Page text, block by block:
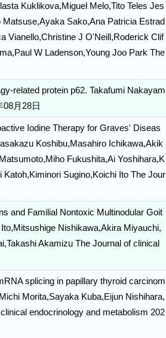
Kuklikova,Miguel Melo,Tito Teles Jes
Sako,Ana Patricia Estrad
Vianello,Christine J O'Neill,Roderick Clif
W Ladenson,Young Joo Park The
related protein p62. Takafumi Nakayam
月28日
Iodine Therapy for Graves' Diseas
Koshibu,Masahiro Ichikawa,Akik
Fukushita,Ai Yoshihara,K
Sugino,Koichi Ito The Jour
and Familial Nontoxic Multinodular Goit
Nishikawa,Akira Miyauchi,
Akamizu The Journal of clinical
splicing in papillary thyroid carcinom
Morita,Sayaka Kuba,Eijun Nishihara,
endocrinology and metabolism 202